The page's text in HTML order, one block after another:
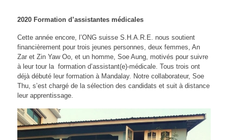
2020 Formation d’assistantes médicales
Cette année encore, l’ONG suisse S.H.A.R.E. nous soutient
financièrement pour trois jeunes personnes, deux femmes, An
Zar et Zin Yaw Oo, et un homme, Soe Aung, motivés pour suivre
à leur tour la formation d’assistant(e)-médicale. Tous trois ont
déjà débuté leur formation à Mandalay. Notre collaborateur, Soe
Thu, s’est chargé de la sélection des candidats et suit à distance
leur apprentissage.